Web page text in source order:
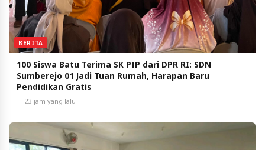
BERITA
100 Siswa Batu Terima SK PIP dari DPR RI: SDN
Sumberejo 01 Jadi Tuan Rumah, Harapan Baru
Pendidikan Gratis
23 jam yang lalu